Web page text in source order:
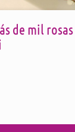
de mil rosas